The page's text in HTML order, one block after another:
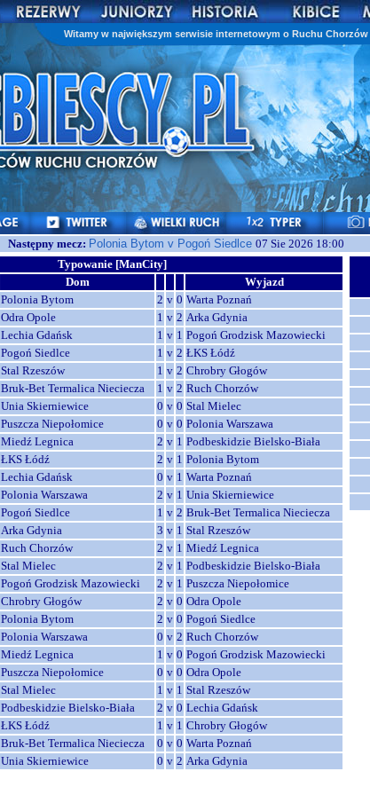
Witamy w największym serwisie internetowym o Ruchu Chorzów
Następny mecz: Polonia Bytom v Pogoń Siedlce 07 Sie 2026 18:00
Typowanie [ManCity]
Dom
Wyjazd
Polonia Bytom 2 v 0 Warta Poznań
Odra Opole 1 v 2 Arka Gdynia
Lechia Gdańsk 1 v 1 Pogoń Grodzisk Mazowiecki
Pogoń Siedlce 1 v 2 ŁKS Łódź
Stal Rzeszów 1 v 2 Chrobry Głogów
Bruk-Bet Termalica Nieciecza 1 v 2 Ruch Chorzów
Unia Skierniewice 0 v 0 Stal Mielec
Puszcza Niepołomice 0 v 0 Polonia Warszawa
Miedź Legnica 2 v 1 Podbeskidzie Bielsko-Biała
ŁKS Łódź 2 v 1 Polonia Bytom
Lechia Gdańsk 0 v 1 Warta Poznań
Polonia Warszawa 2 v 1 Unia Skierniewice
Pogoń Siedlce 1 v 2 Bruk-Bet Termalica Nieciecza
Arka Gdynia 3 v 1 Stal Rzeszów
Ruch Chorzów 2 v 1 Miedź Legnica
Stal Mielec 2 v 1 Podbeskidzie Bielsko-Biała
Pogoń Grodzisk Mazowiecki 2 v 1 Puszcza Niepołomice
Chrobry Głogów 2 v 0 Odra Opole
Polonia Bytom 2 v 0 Pogoń Siedlce
Polonia Warszawa 0 v 2 Ruch Chorzów
Miedź Legnica 1 v 0 Pogoń Grodzisk Mazowiecki
Puszcza Niepołomice 0 v 0 Odra Opole
Stal Mielec 1 v 1 Stal Rzeszów
Podbeskidzie Bielsko-Biała 2 v 0 Lechia Gdańsk
ŁKS Łódź 1 v 1 Chrobry Głogów
Bruk-Bet Termalica Nieciecza 0 v 0 Warta Poznań
Unia Skierniewice 0 v 2 Arka Gdynia